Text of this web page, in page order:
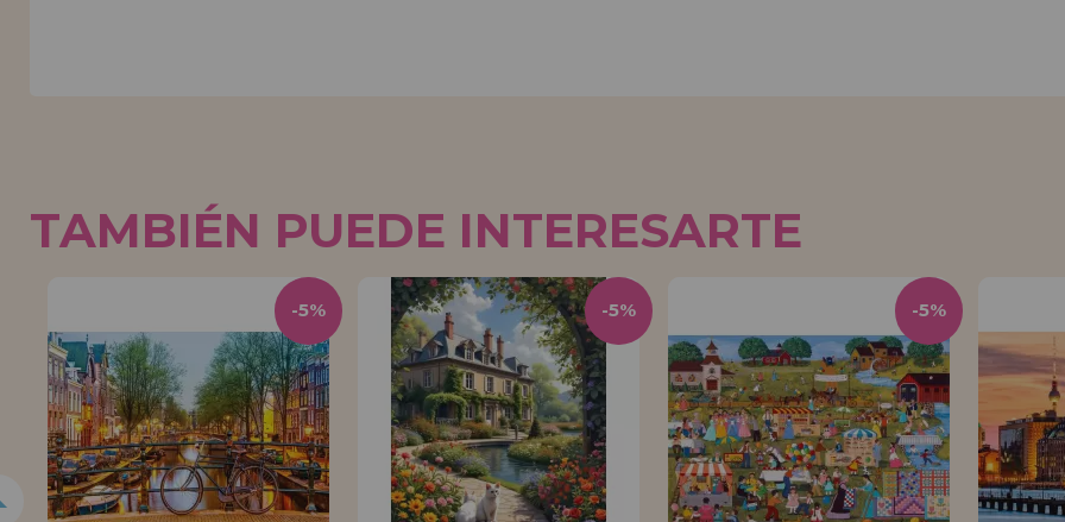
TAMBIÉN PUEDE INTERESARTE
-5% -5% -5%